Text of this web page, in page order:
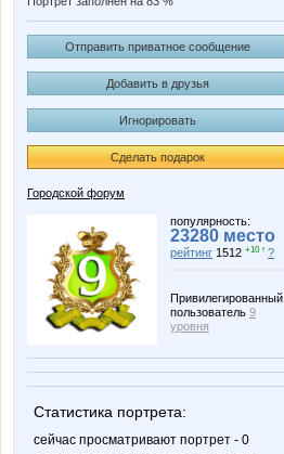
Отправить приватное сообщение
Добавить в друзья
Игнорировать
Сделать подарок
Городской форум
популярность:
23280 место
рейтинг 1512 +10 ↑ ?
Привилегированный
пользователь 9
уровня
Статистика портрета:
сейчас просматривают портрет - 0